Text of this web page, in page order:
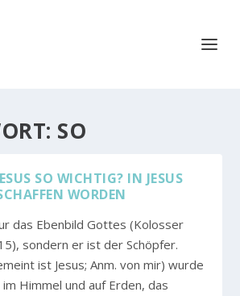
SO
SO WICHTIG? IN JESUS
WORDEN
das Ebenbild Gottes (Kolosser
sondern er ist der Schöpfer.
ist Jesus; Anm. von mir) wurde
Himmel und auf Erden, das